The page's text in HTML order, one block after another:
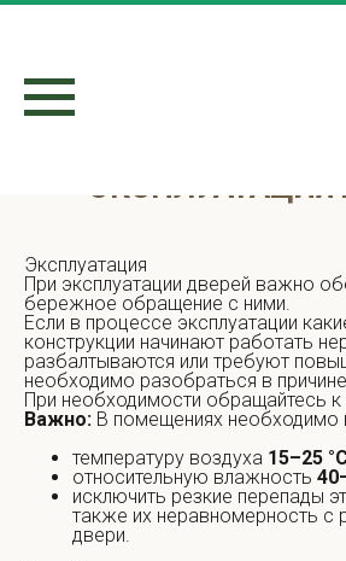
ЭКСПЛУАТАЦИЯ
Эксплуатация
При эксплуатации дверей важно
бережное обращение с ними.
Если в процессе эксплуатации
конструкции начинают работать
разбалтываются или требуют
необходимо разобраться в
При необходимости обращайтесь к
Важно: В помещениях необходимо
температуру воздуха 15–25
относительную влажность
исключить резкие перепады
также их неравномерность с
двери.